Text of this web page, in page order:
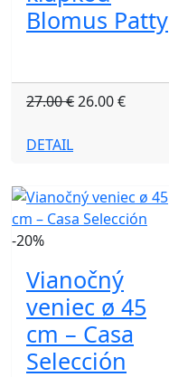
Blomus Patty
27.00 €26.00 €
DETAIL
-20%
Vianočný
veniec ø 45
cm – Casa
Selección